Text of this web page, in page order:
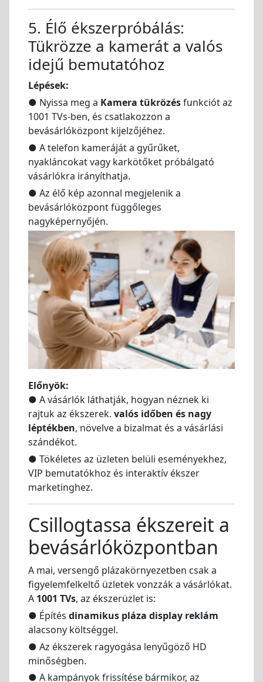
5. Élő ékszerpróbálás:
Tükrözze a kamerát a valós
idejű bemutatóhoz
Lépések:
● Nyissa meg a Kamera tükrözésfunkciót az
1001 TVs-ben, és csatlakozzon a
bevásárlóközpont kijelzőjéhez.
● A telefon kameráját a gyűrűket,
nyakláncokat vagy karkötőket próbálgató
vásárlókra irányíthatja.
● Az élő kép azonnal megjelenik a
bevásárlóközpont függőleges
nagyképernyőjén.
Előnyök:
● A vásárlók láthatják, hogyan néznek ki
rajtuk az ékszerek. valós időben és nagy
léptékben, növelve a bizalmat és a vásárlási
szándékot.
● Tökéletes az üzleten belüli eseményekhez,
VIP bemutatókhoz és interaktív ékszer
marketinghez.
Csillogtassa ékszereit a
bevásárlóközpontban
A mai, versengő plázakörnyezetben csak a
figyelemfelkeltő üzletek vonzzák a vásárlókat.
A 1001 TVs, az ékszerüzlet is:
● Építés dinamikus pláza display reklám
alacsony költséggel.
● Az ékszerek ragyogása lenyűgöző HD
minőségben.
● A kampányok frissítése bármikor, az